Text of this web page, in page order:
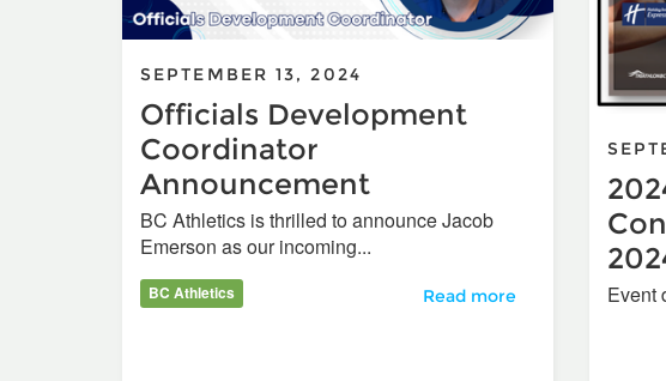
SEPTEMBER 13, 2024
Officials Development
Coordinator
Announcement
BC Athletics is thrilled to announce Jacob
Emerson as our incoming...
BC Athletics Officials Development
Read more Event